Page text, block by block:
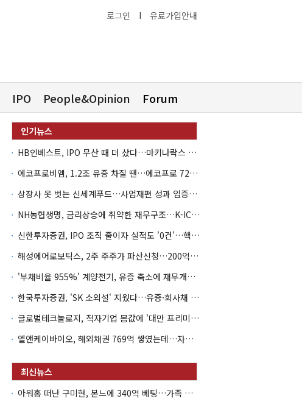
로그인 I 유료가입안내
IPO People&Opinion Forum
HB인베스트, IPO 무산 때 더 샀다…마키나락스 투자 2.7배 회수
에코프로비엠, 1.2조 유증 차질 땐…에코프로 7270억 '독박'
상장사 옷 벗는 신세계푸드…사업재편 성과 입증할까
NH농협생명, 금리상승에 취약한 재무구조…K-ICS 변동성 '주의보'
신한투자증권, IPO 조직 줄이자 실적도 '0건'…핵심 인력까지 이탈
해성에어로보틱스, 2주 주주가 파산신청…200억 CB 분쟁 확산
'부채비율 955%' 계양전기, 유증 축소에 재무개선 효과 '뚝'
한국투자증권, 'SK 소외설' 지웠다…유증·회사채 주관 연속 수임
글로벌테크놀로지, 적자기업 몸값에 '대만 프리미엄'…공모가 논란
엘앤케이바이오, 해외채권 769억 쌓였는데…자회사 4곳 자본잠식
아워홈 떠난 구미현, 본느에 340억 베팅…가족 지배체제 구축